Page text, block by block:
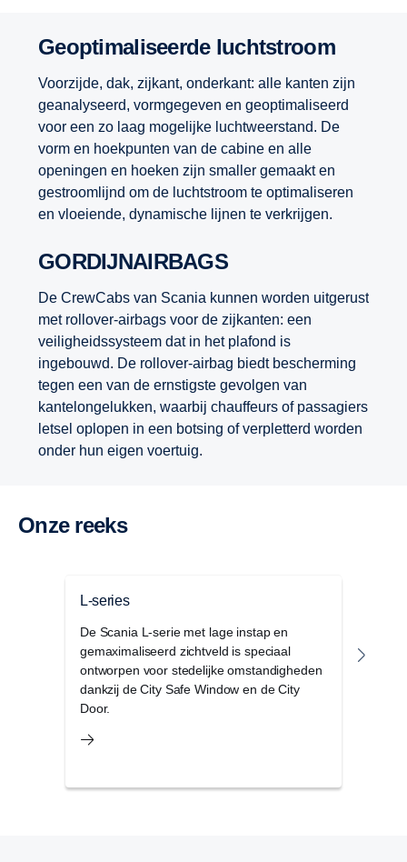
Geoptimaliseerde luchtstroom
Voorzijde, dak, zijkant, onderkant: alle kanten zijn
geanalyseerd, vormgegeven en geoptimaliseerd
voor een zo laag mogelijke luchtweerstand. De
vorm en hoekpunten van de cabine en alle
openingen en hoeken zijn smaller gemaakt en
gestroomlijnd om de luchtstroom te optimaliseren
en vloeiende, dynamische lijnen te verkrijgen.
GORDIJNAIRBAGS
De CrewCabs van Scania kunnen worden uitgerust
met rollover-airbags voor de zijkanten: een
veiligheidssysteem dat in het plafond is
ingebouwd. De rollover-airbag biedt bescherming
tegen een van de ernstigste gevolgen van
kantelongelukken, waarbij chauffeurs of passagiers
letsel oplopen in een botsing of verpletterd worden
onder hun eigen voertuig.
Onze reeks
L-series
De Scania L-serie met lage instap en
gemaximaliseerd zichtveld is speciaal
ontworpen voor stedelijke omstandigheden
dankzij de City Safe Window en de City
Door.